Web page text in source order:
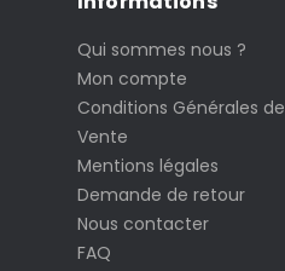
Qui sommes nous ?
Mon compte
Conditions Générales de
Vente
Mentions légales
Demande de retour
Nous contacter
FAQ